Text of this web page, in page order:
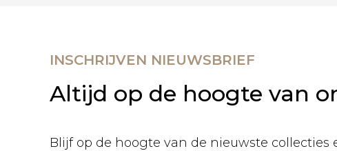
INSCHRIJVEN NIEUWSBRIEF
Altijd op de hoogte van
Blijf op de hoogte van de nieuwste